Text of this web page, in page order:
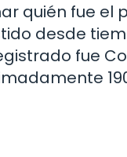
quién fue
desde
fue